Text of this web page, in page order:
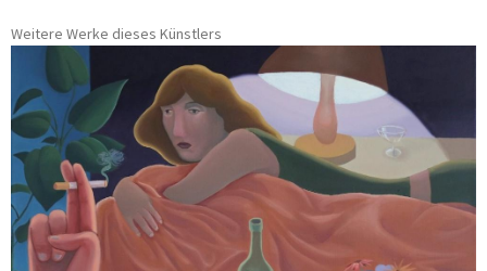
Weitere Werke dieses Künstlers